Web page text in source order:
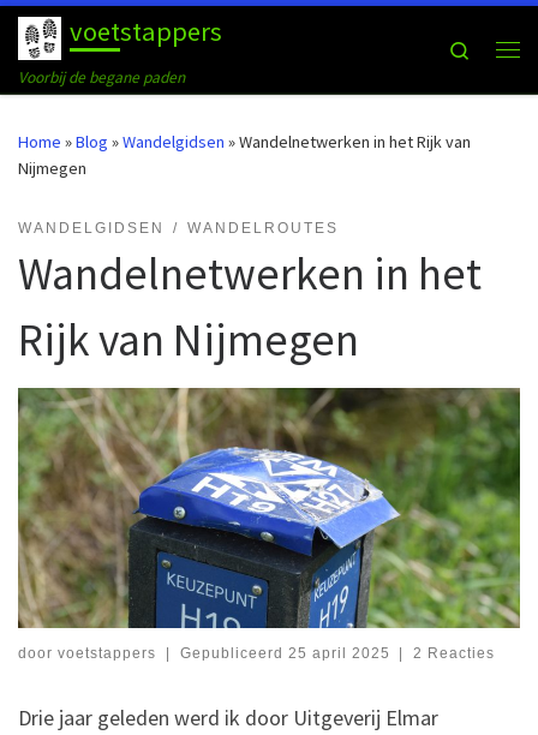
Ga naar inhoud
voetstappers
Voorbij de begane paden
Search
Home »Blog »Wandelgidsen »Wandelnetwerken in het Rijk van
Nijmegen
WANDELGIDSEN WANDELROUTES
Wandelnetwerken in het
Rijk van Nijmegen
door voetstappers Gepubliceerd 25 april 2025 2 Reacties
Drie jaar geleden werd ik door Uitgeverij Elmar